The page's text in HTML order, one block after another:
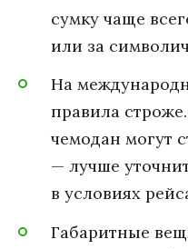
сумку чаще
или за
На
правила
чемодан могут
— лучше
в условиях
Габаритные